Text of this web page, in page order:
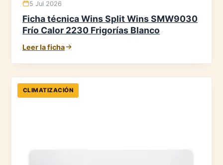
5 Jul 2026
Ficha técnica Wins Split Wins SMW9030
Frío Calor 2230 Frigorías Blanco
Leer la ficha
CLIMATIZACIÓN